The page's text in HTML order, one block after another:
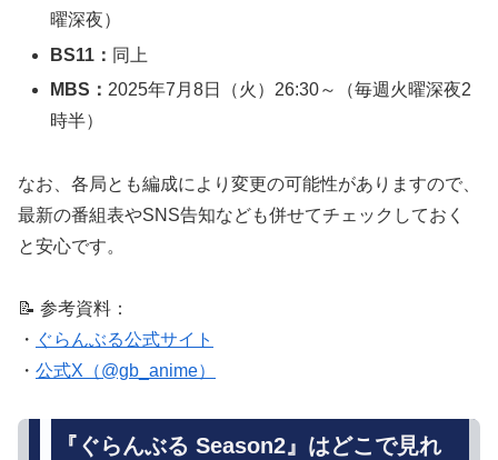
曜深夜）
BS11： 同上
MBS： 2025年7月8日（火）26:30～（毎週火曜深夜2
時半）
なお、各局とも編成により変更の可能性がありますので、
最新の番組表やSNS告知なども併せてチェックしておく
と安心です。
📝 参考資料：
・ ぐらんぶる公式サイト
・ 公式X（@gb_anime）
『ぐらんぶる Season2』はどこで見れ